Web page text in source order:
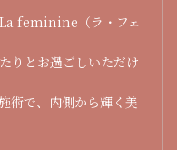
feminine（ラ・フェ
りとお過ごしいただけ
術で、内側から輝く美